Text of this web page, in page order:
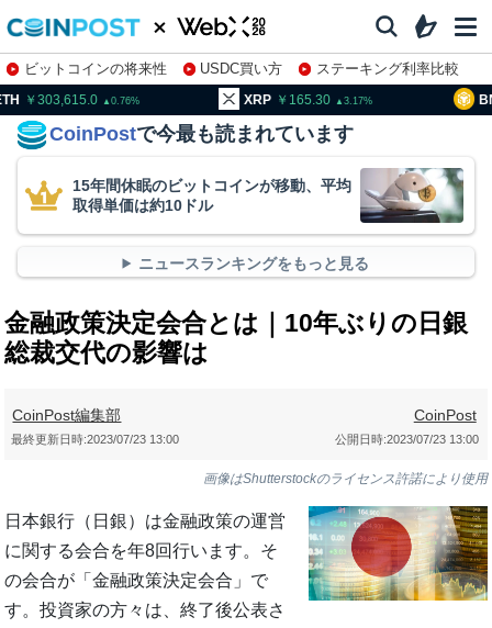
ビットコインの将来性 USDC買い方
ステーキング利率比較
株特集・関連銘柄
0.76 165.30 3.17 BNB
CoinPostで今最も読まれています
15年間休眠のビットコインが移動、平均
取得単価は約10ドル
ニュースランキングをもっと見る
金融政策決定会合とは｜10年ぶりの日銀
総裁交代の影響は
CoinPost編集部 CoinPost
公開日時:2023/07/23 13:00
最終更新日時:2023/07/23 13:00
画像はShutterstockのライセンス許諾により使用
日本銀行（日銀）は金融政策の運営
に関する会合を年8回行います。そ
の会合が「金融政策決定会合」で
す。投資家の方々は、終了後公表さ